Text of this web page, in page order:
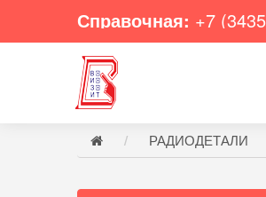
Справочная: +7
РАДИОДЕТАЛИ